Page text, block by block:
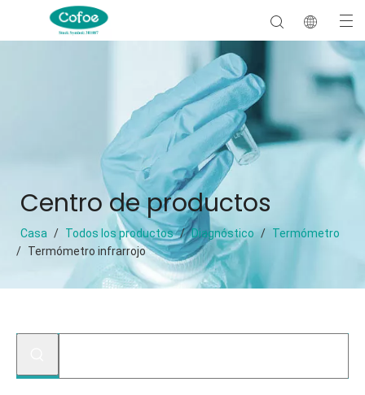
Centro de productos
Casa / Todos los productos / Diagnóstico / Termómetro
/ Termómetro infrarrojo